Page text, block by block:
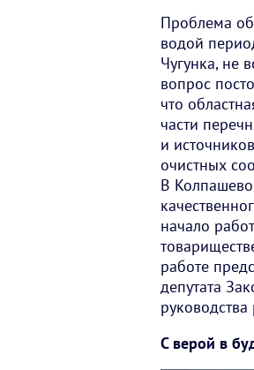
Проблема
водой
Чугунка, не
вопрос
что
части
и
очистных
В Колпашево
начало
работе
депутата
С верой в